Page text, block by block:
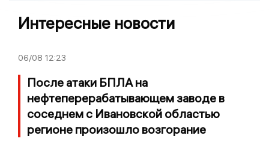
Интересные новости
06/08 12:23
После атаки БПЛА на
нефтеперерабатывающем заводе в
соседнем с Ивановской областью
регионе произошло возгорание